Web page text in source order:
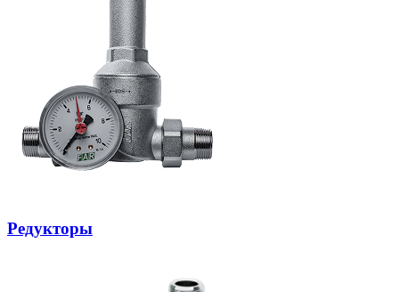
Редукторы